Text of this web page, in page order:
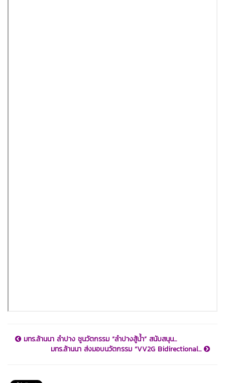
มทร.ล้านนา ลำปาง ชูนวัตกรรม “ลำปางสู้น้ำ” สนับสนุน...
มทร.ล้านนา ส่งมอบนวัตกรรม “VV2G Bidirectional...